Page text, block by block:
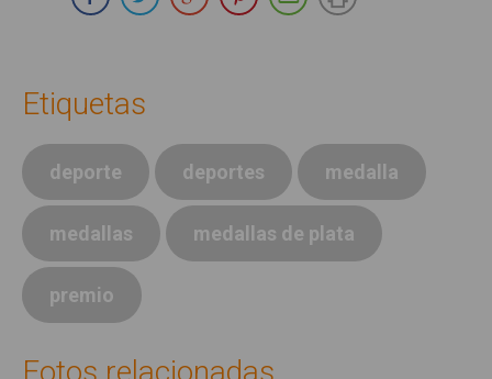
Etiquetas
deporte deportes medalla
medallas medallas de plata
premio